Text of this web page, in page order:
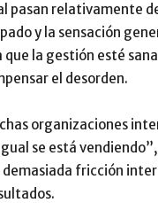
pasan relativamente
y la sensación
la gestión esté
el desorden.
organizaciones
se está
fricción